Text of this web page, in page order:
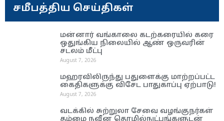
சமீபத்திய செய்திகள்
மன்னார் வங்காலை கடற்கரையில் கரை
ஒதுங்கிய நிலையில் ஆண் ஒருவரின்
சடலம் மீட்பு
August 7, 2026
மஹரவிலிருந்து பதுளைக்கு மாற்றப்பட்ட
கைதிகளுக்கு விசேட பாதுகாப்பு ஏற்பாடு!
August 7, 2026
வடக்கில் சுற்றுலா சேவை வழங்குநர்கள்